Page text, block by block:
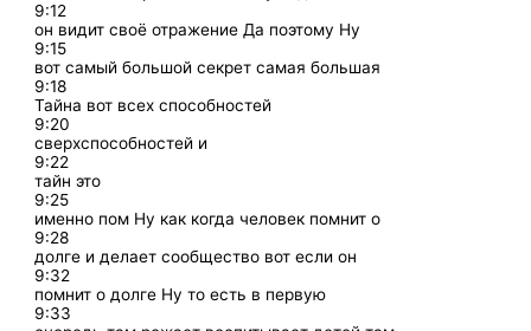
9:12
он видит своё отражение Да поэтому Ну
9:15
вот самый большой секрет самая большая
9:18
Тайна вот всех способностей
9:20
сверхспособностей и
9:22
тайн это
9:25
именно пом Ну как когда человек помнит о
9:28
долге и делает сообщество вот если он
9:32
помнит о долге Ну то есть в первую
9:33